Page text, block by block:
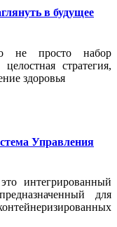
в будущее
не просто набор
стратегия,
здоровья
Управления
интегрированный
для